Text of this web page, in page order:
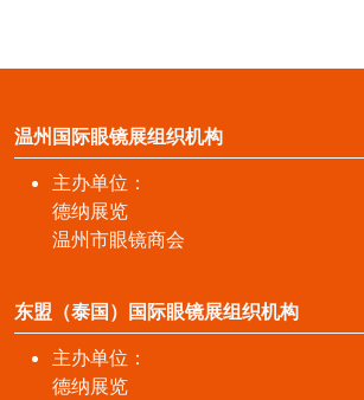
温州国际眼镜展组织机构
主办单位：
德纳展览
温州市眼镜商会
东盟（泰国）国际眼镜展组织机构
主办单位：
德纳展览